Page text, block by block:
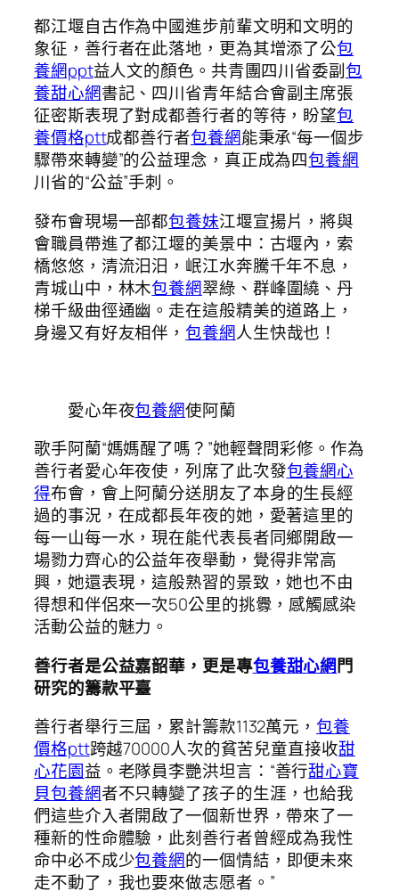
都江堰自古作為中國進步前輩文明和文明的
象征，善行者在此落地，更為其增添了公包
養網ppt益人文的顏色。共青團四川省委副包
養甜心網書記、四川省青年結合會副主席張
征密斯表現了對成都善行者的等待，盼望包
養價格ptt成都善行者包養網能秉承“每一個步
驟帶來轉變”的公益理念，真正成為四包養網
川省的“公益”手刺。
發布會現場一部都包養妹江堰宣揚片，將與
會職員帶進了都江堰的美景中：古堰內，索
橋悠悠，清流汨汨，岷江水奔騰千年不息，
青城山中，林木包養網翠綠、群峰圍繞、丹
梯千級曲徑通幽。走在這般精美的道路上，
身邊又有好友相伴，包養網人生快哉也！
愛心年夜包養網使阿蘭
歌手阿蘭“媽媽醒了嗎？”她輕聲問彩修。作為
善行者愛心年夜使，列席了此次發包養網心
得布會，會上阿蘭分送朋友了本身的生長經
過的事況，在成都長年夜的她，愛著這里的
每一山每一水，現在能代表長者同鄉開啟一
場勠力齊心的公益年夜舉動，覺得非常高
興，她還表現，這般熟習的景致，她也不由
得想和伴侶來一次50公里的挑釁，感觸感染
活動公益的魅力。
善行者是公益嘉韶華，更是專包養甜心網門
研究的籌款平臺
善行者舉行三屆，累計籌款1132萬元，包養
價格ptt跨越70000人次的貧苦兒童直接收甜
心花園益。老隊員李艷洪坦言：“善行甜心寶
貝包養網者不只轉變了孩子的生涯，也給我
們這些介入者開啟了一個新世界，帶來了一
種新的性命體驗，此刻善行者曾經成為我性
命中必不成少包養網的一個情結，即便未來
走不動了，我也要來做志愿者。”